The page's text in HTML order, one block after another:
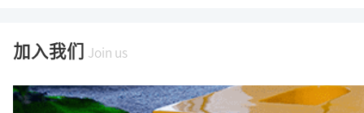
加入我们 Join us